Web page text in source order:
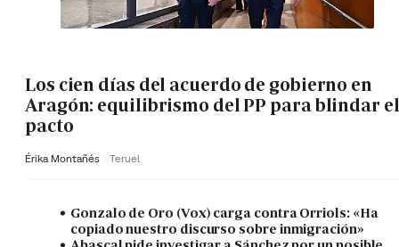
Los cien días del acuerdo de gobierno en
Aragón: equilibrismo del PP para blindar el
pacto
Érika Montañés Teruel
Gonzalo de Oro (Vox) carga contra Orriols: «Ha
copiado nuestro discurso sobre inmigración»